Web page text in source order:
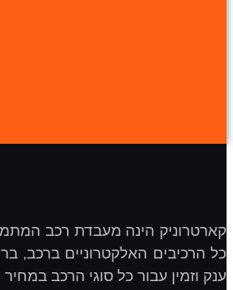
קארטרוניק הינה מעבדת רכב
כל הרכיבים האלקטרוניים ברכב,
ענק וזמין עבור כל סוגי הרכב